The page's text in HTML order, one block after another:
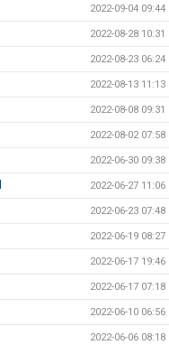
2022-09-04 09:44
2022-08-28 10:31
2022-08-23 06:24
2022-08-13 11:13
2022-08-08 09:31
2022-08-02 07:58
2022-06-30 09:38
2022-06-27 11:06
2022-06-23 07:48
2022-06-19 08:27
2022-06-17 19:46
2022-06-17 07:18
2022-06-10 06:56
2022-06-06 08:18